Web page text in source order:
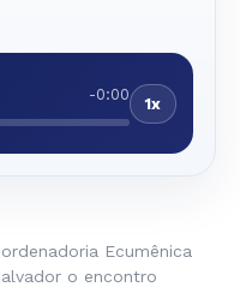
-0:00 1x
Ecumênica
o encontro